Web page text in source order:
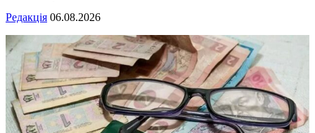
Редакція 06.08.2026